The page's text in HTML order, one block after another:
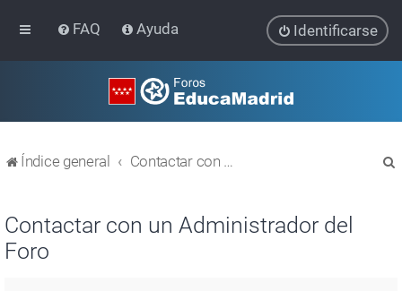
FAQ Ayuda Identificarse
Índice general Contactar con un Administrador del Foro
Contactar con un Administrador del
Foro